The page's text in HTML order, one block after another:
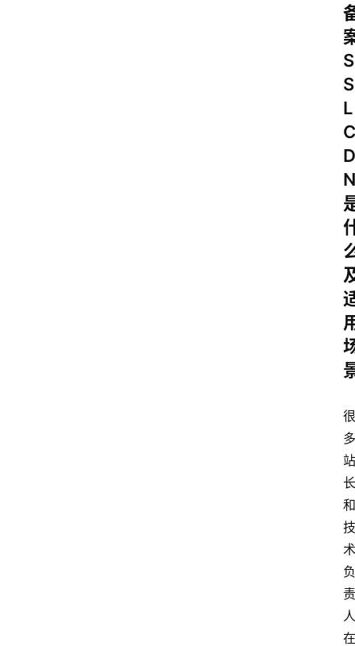
S
S
L
C
D
N
很
多
站
长
和
技
术
负
责
人
在